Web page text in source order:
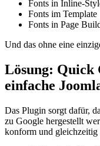
Fonts in Inline-
Fonts im Template
Fonts in Page
Und das ohne eine
Lösung: Quick
einfache
Das Plugin sorgt dafür,
zu Google hergestellt
konform und gleichzeitig